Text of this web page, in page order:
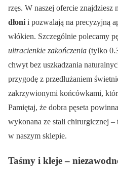
rzęs. W naszej ofercie znajdziesz
dłoni i pozwalają na precyzyjną
włókien. Szczególnie polecamy
ultracienkie zakończenia (tylko
chwyt bez uszkadzania
przygodę z przedłużaniem
zakrzywionymi końcówkami,
Pamiętaj, że dobra pęseta
wykonana ze stali chirurgicznej
w naszym sklepie.
Taśmy i kleje –